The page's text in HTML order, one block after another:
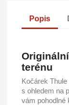
Popis
terénu
Kočárek
s ohledem na
vám pohodlné